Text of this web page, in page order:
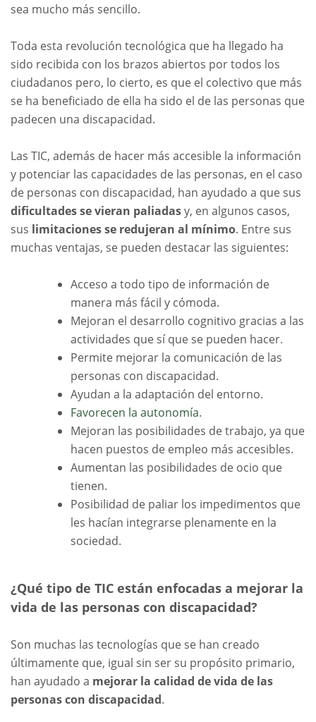
sea mucho más sencillo.
Toda esta revolución tecnológica que ha llegado ha
sido recibida con los brazos abiertos por todos los
ciudadanos pero, lo cierto, es que el colectivo que más
se ha beneficiado de ella ha sido el de las personas que
padecen una discapacidad.
Las TIC, además de hacer más accesible la información
y potenciar las capacidades de las personas, en el caso
de personas con discapacidad, han ayudado a que sus
dificultades se vieran paliadasy, en algunos casos,
sus limitaciones se redujeran al mínimo. Entre sus
muchas ventajas, se pueden destacar las siguientes:
Acceso a todo tipo de información de
manera más fácil y cómoda.
Mejoran el desarrollo cognitivo gracias a las
actividades que sí que se pueden hacer.
Permite mejorar la comunicación de las
personas con discapacidad.
Ayudan a la adaptación del entorno.
Favorecen la autonomía.
Mejoran las posibilidades de trabajo, ya que
hacen puestos de empleo más accesibles.
Aumentan las posibilidades de ocio que
tienen.
Posibilidad de paliar los impedimentos que
les hacían integrarse plenamente en la
sociedad.
¿Qué tipo de TIC están enfocadas a mejorar la
vida de las personas con discapacidad?
Son muchas las tecnologías que se han creado
últimamente que, igual sin ser su propósito primario,
han ayudado a mejorar la calidad de vida de las
personas con discapacidad.